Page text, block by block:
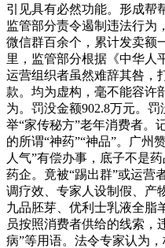
引见具有必然功能。形成帮
监管部分责令遏制违法行为
微信群百余个，累计发卖额
里，监管部分根据《中华人
运营组织者虽然难辞其咎，
款。均为虚构，毫不能容许
为。罚没金额902.8万元。
举“家传秘方”老年消费者。
的所谓“神药”“神品”。广州
人气”有偿办事，底子不是
药企。竟被“踢出群”或运营
调疗效、专家人设制假、产
九品胚芽、优利士乳液全脂
员按照消费者供给的线索，
病”等用语。法令专家认为